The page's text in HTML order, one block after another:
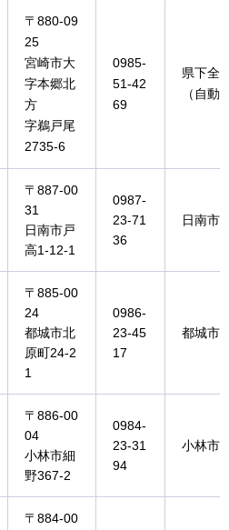
〒880-09
25
宮崎市大
字本郷北
方
字鵜戸尾
2735-6
0985-
51-42
69
県下全
（自動
〒887-00
31
日南市戸
高1-12-1
0987-
23-71
36
日南市
〒885-00
24
都城市北
原町24-2
1
0986-
23-45
17
都城市
〒886-00
04
小林市細
野367-2
0984-
23-31
94
小林市
〒884-00